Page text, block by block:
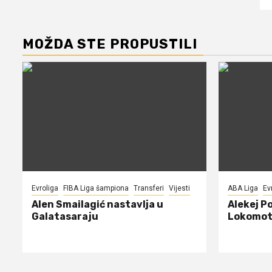
MOŽDA STE PROPUSTILI
Evroliga FIBA Liga šampiona Transferi Vijesti
Alen Smailagić nastavlja u
Galatasaraju
ABA Liga
Alekej